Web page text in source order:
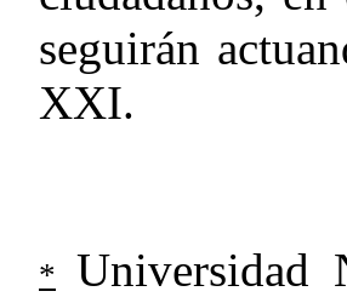
seguirán
XXI.
*
Universidad